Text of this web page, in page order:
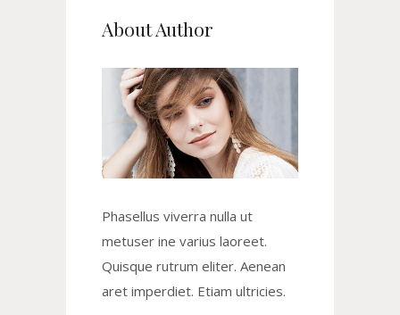
About Author
Phasellus viverra nulla ut
metuser ine varius laoreet.
Quisque rutrum eliter. Aenean
aret imperdiet. Etiam ultricies.